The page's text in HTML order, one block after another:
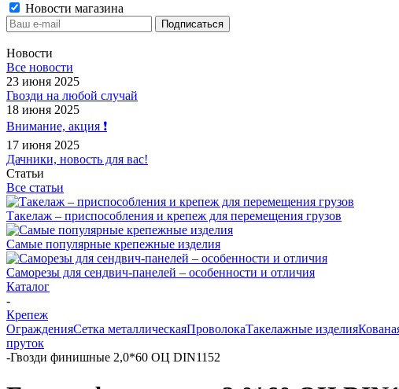
Новости магазина
Новости
Все новости
23 июня 2025
Гвозди на любой случай
18 июня 2025
Внимание, акция ❗️
17 июня 2025
Дачники, новость для вас!
Статьи
Все статьи
Такелаж – приспособления и крепеж для перемещения грузов
Самые популярные крепежные изделия
Саморезы для сендвич-панелей – особенности и отличия
Каталог
-
Крепеж
ОгражденияСетка металлическаяПроволокаТакелажные изделия
пруток
-Гвозди финишные 2,0*60 ОЦ DIN1152